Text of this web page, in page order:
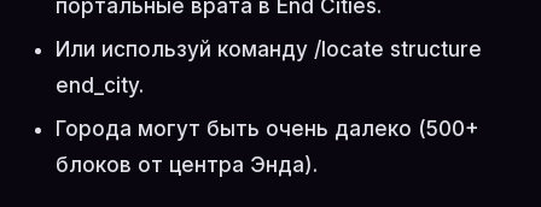
портальные врата в End Cities.
Или используй команду /locate structure
end_city.
Города могут быть очень далеко (500+
блоков от центра Энда).